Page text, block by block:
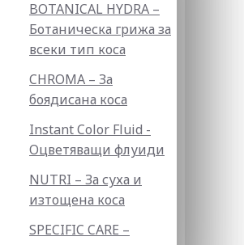
BOTANICAL HYDRA –
Ботаническа грижа за
всеки тип коса
CHROMA – За
боядисана коса
Instant Color Fluid -
Оцветяващи флуиди
NUTRI – За суха и
изтощена коса
SPECIFIC CARE –